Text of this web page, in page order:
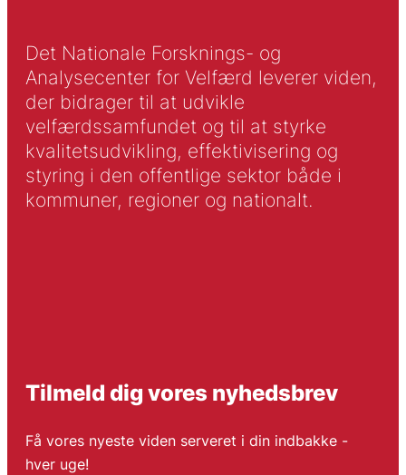
Det Nationale Forsknings- og
Analysecenter for Velfærd leverer viden,
der bidrager til at udvikle
velfærdssamfundet og til at styrke
kvalitetsudvikling, effektivisering og
styring i den offentlige sektor både i
kommuner, regioner og nationalt.
Tilmeld dig vores nyhedsbrev
Få vores nyeste viden serveret i din indbakke -
hver uge!